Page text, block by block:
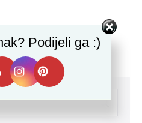
Podijeli ga :)